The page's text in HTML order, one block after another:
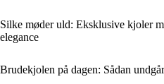
Silke møder uld: Eksklusive kjoler
elegance
Brudekjolen på dagen: Sådan